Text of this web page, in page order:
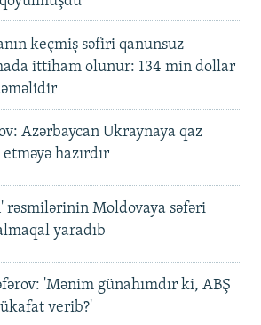
keçmiş səfiri qanunsuz
ittiham olunur: 134 min dollar
Azərbaycan Ukraynaya qaz
hazırdır
rəsmilərinin Moldovaya səfəri
yaradıb
'Mənim günahımdır ki, ABŞ
verib?'